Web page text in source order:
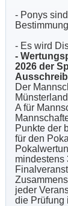
- Ponys
- Es wird
-
2026 der
Der
A für
Punkte der
für den
mindestens
jeder
die Prüfung